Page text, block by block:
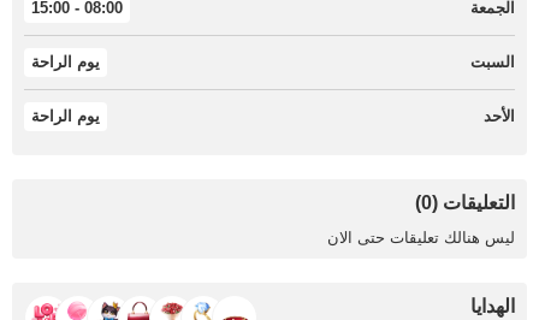
الجمعة 08:00 - 15:00
السبت يوم الراحة
الأحد يوم الراحة
التعليقات (0)
ليس هنالك تعليقات حتى الان
الهدايا